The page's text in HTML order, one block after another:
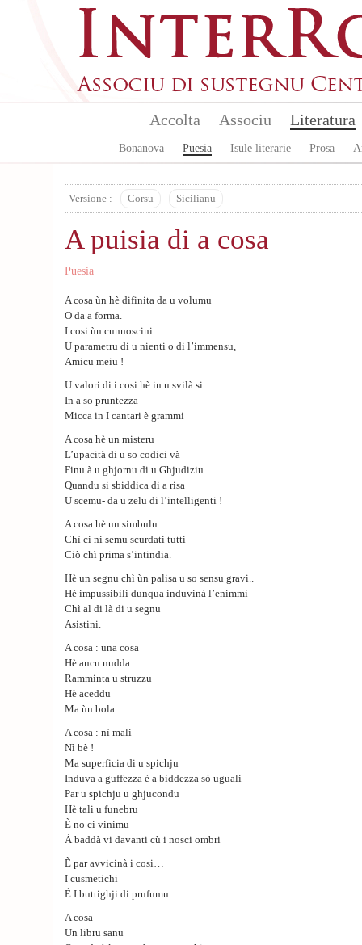
Accolta Associu Literatura
Bonanova Puesia Isule literarie Prosa
Versione : Corsu Sicilianu
A puisia di a cosa
Puesia
A cosa ùn hè difinita da u volumu
O da a forma.
I cosi ùn cunnoscini
U parametru di u nienti o di l’immensu,
Amicu meiu !
U valori di i cosi hè in u svilà si
In a so pruntezza
Micca in I cantari è grammi
A cosa hè un misteru
L’upacità di u so codici và
Finu à u ghjornu di u Ghjudiziu
Quandu si sbiddica di a risa
U scemu- da u zelu di l’intelligenti !
A cosa hè un simbulu
Chì ci ni semu scurdati tutti
Ciò chì prima s’intindia.
Hè un segnu chì ùn palisa u so sensu gravi..
Hè impussibili dunqua induvinà l’enimmi
Chì al di là di u segnu
Asistini.
A cosa : una cosa
Hè ancu nudda
Ramminta u struzzu
Hè aceddu
Ma ùn bola…
A cosa : nì mali
Nì bè !
Ma superficia di u spichju
Induva a guffezza è a biddezza sò uguali
Par u spichju u ghjucondu
Hè tali u funebru
È no ci vinimu
À baddà vi davanti cù i nosci ombri
È par avvicinà i cosi…
I cusmetichi
È I buttighji di prufumu
A cosa
Un libru sanu